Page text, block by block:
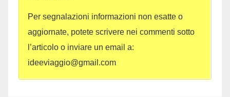
Per segnalazioni informazioni non esatte o
aggiornate, potete scrivere nei commenti sotto
l’articolo o inviare un email a:
ideeviaggio@gmail.com